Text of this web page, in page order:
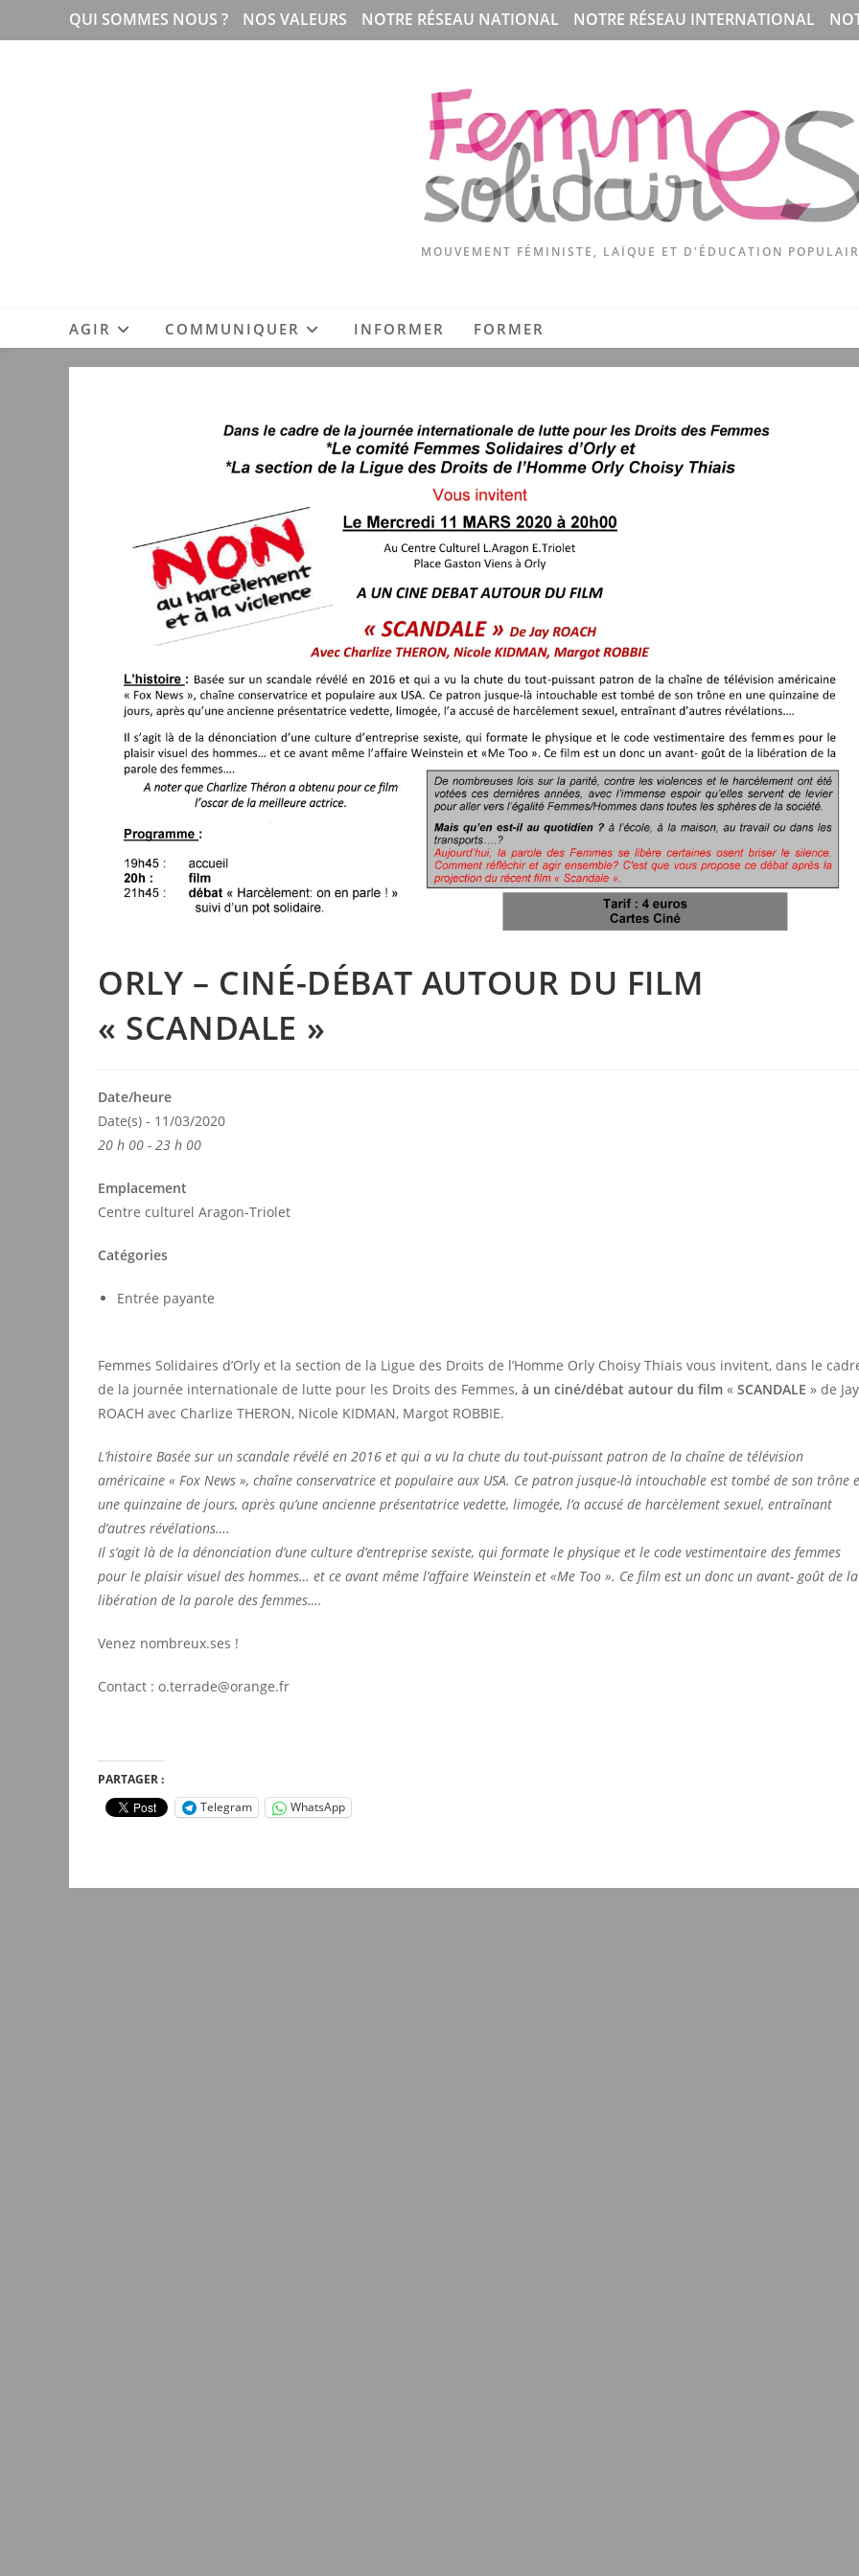
QUI SOMMES NOUS ? NOS VALEURS NOTRE RÉSEAU NATIONAL NOTRE RÉSEAU INTERNATIONAL
MOUVEMENT FÉMINISTE, LAÏQUE ET D'ÉDUCATION
AGIR COMMUNIQUER INFORMER FORMER
ORLY – CINÉ-DÉBAT AUTOUR DU FILM
« SCANDALE »
Date/heure
Date(s) - 11/03/2020
20 h 00 - 23 h 00
Emplacement
Centre culturel Aragon-Triolet
Catégories
Entrée payante
Femmes Solidaires d’Orly et la section de la Ligue des Droits de l’Homme Orly Choisy Thiais vous invitent, dans le
de la journée internationale de lutte pour les Droits des Femmes, à un ciné/débat autour du film « SCANDALE » de Jay
ROACH avec Charlize THERON, Nicole KIDMAN, Margot ROBBIE.
L’histoire Basée sur un scandale révélé en 2016 et qui a vu la chute du tout-puissant patron de la chaîne de télévision
américaine « Fox News », chaîne conservatrice et populaire aux USA. Ce patron jusque-là intouchable est tombé de son trône
une quinzaine de jours, après qu’une ancienne présentatrice vedette, limogée, l’a accusé de harcèlement sexuel, entraînant
d’autres révélations….
Il s’agit là de la dénonciation d’une culture d’entreprise sexiste, qui formate le physique et le code vestimentaire des femmes
pour le plaisir visuel des hommes… et ce avant même l’affaire Weinstein et «Me Too ». Ce film est un donc un avant- goût de la
libération de la parole des femmes….
Venez nombreux.ses !
Contact : o.terrade@orange.fr
PARTAGER :
Telegram
WhatsApp